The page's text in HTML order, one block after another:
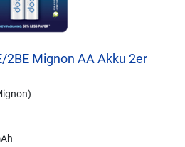
2BE Mignon AA Akku 2er